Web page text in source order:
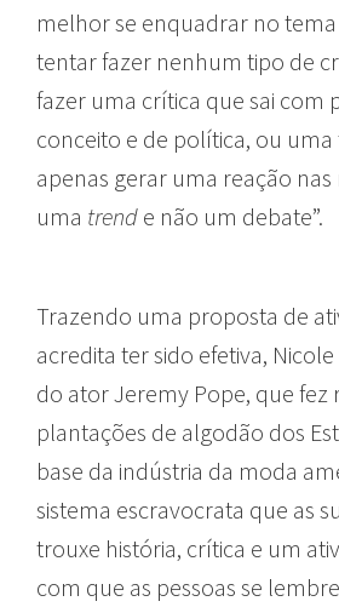
melhor se enquadrar no
tentar fazer nenhum tipo de
fazer uma crítica que sai com
conceito e de política, ou
apenas gerar uma reação nas
uma trend e não um debate”.
Trazendo uma proposta de
acredita ter sido efetiva,
do ator Jeremy Pope, que fez
plantações de algodão dos
base da indústria da moda
sistema escravocrata que as
trouxe história, crítica e um
com que as pessoas se